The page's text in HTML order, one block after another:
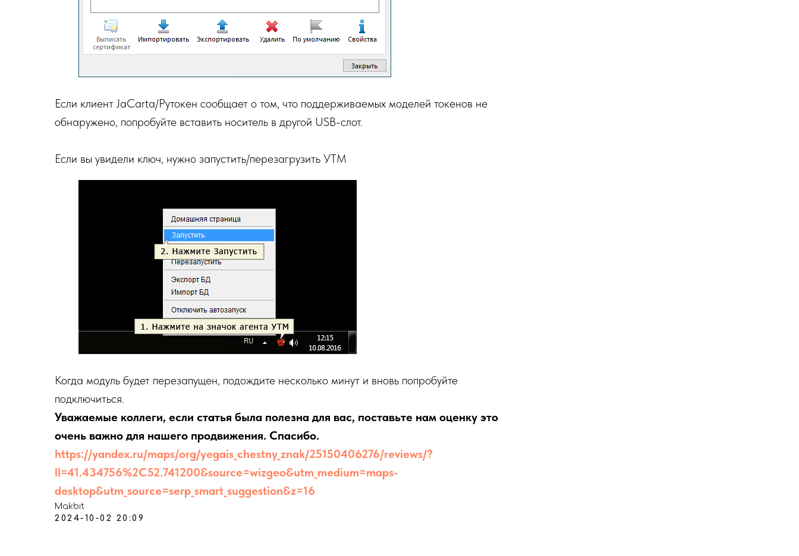
Если клиент JaCarta/Рутокен сообщает о том, что поддерживаемых моделей токенов не
обнаружено, попробуйте вставить носитель в другой USB-слот.
Если вы увидели ключ, нужно запустить/перезагрузить УТМ
Когда модуль будет перезапущен, подождите несколько минут и вновь попробуйте
подключиться.
Уважаемые коллеги, если статья была полезна для вас, поставьте нам оценку это
очень важно для нашего продвижения. Спасибо.
https://yandex.ru/maps/org/yegais_chestny_znak/25150406276/reviews/?
ll=41.434756%2C52.741200&source=wizgeo&utm_medium=maps-
desktop&utm_source=serp_smart_suggestion&z=16
Makbit
2024-10-02 20:09